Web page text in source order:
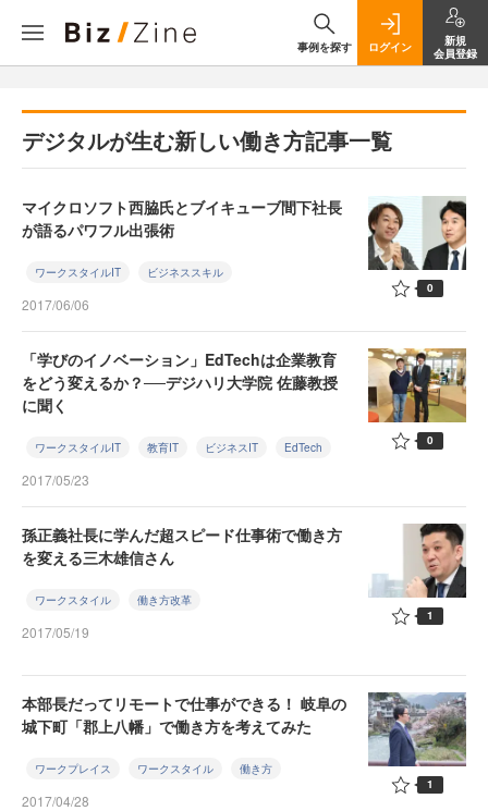
事例を探す ログイン
新規
会員登録
デジタルが生む新しい働き方記事一覧
マイクロソフト西脇氏とブイキューブ間下社長
が語るパワフル出張術
ワークスタイルIT ビジネススキル
2017/06/06
0
「学びのイノベーション」EdTechは企業教育
をどう変えるか？──デジハリ大学院 佐藤教授
に聞く
ワークスタイルIT 教育IT ビジネスIT EdTech
2017/05/23
0
孫正義社長に学んだ超スピード仕事術で働き方
を変える三木雄信さん
ワークスタイル 働き方改革
2017/05/19
1
本部長だってリモートで仕事ができる！ 岐阜の
城下町「郡上八幡」で働き方を考えてみた
ワークプレイス ワークスタイル 働き方
2017/04/28
1